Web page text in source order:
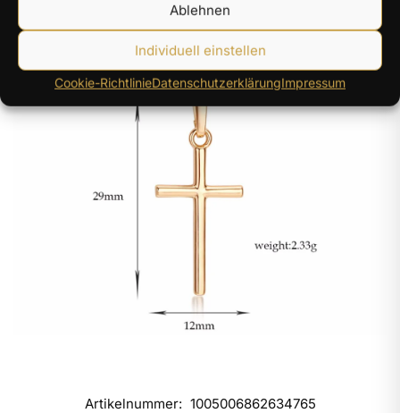
Ablehnen
Individuell einstellen
Cookie-RichtlinieDatenschutzerklärungImpressum
Artikelnummer: 1005006862634765